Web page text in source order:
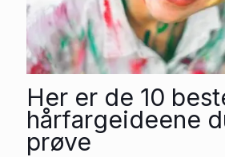
Her er de 10
hårfargeideene
prøve